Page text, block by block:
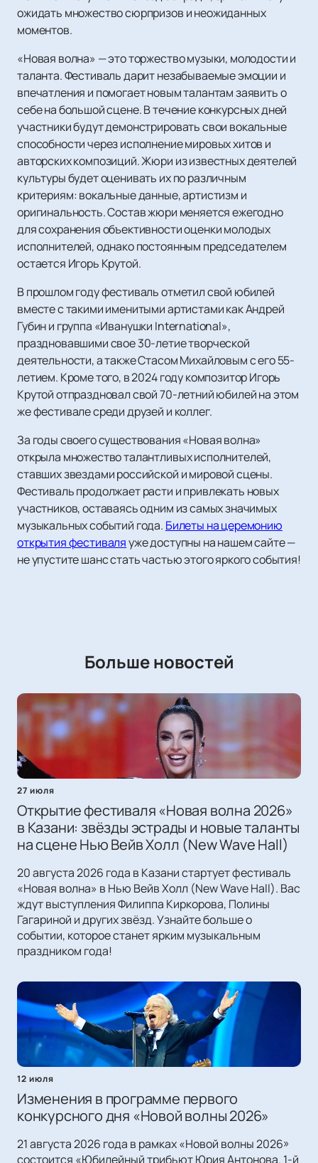
ожидать множество сюрпризов и неожиданных
моментов.
«Новая волна» — это торжество музыки, молодости и
таланта. Фестиваль дарит незабываемые эмоции и
впечатления и помогает новым талантам заявить о
себе на большой сцене. В течение конкурсных дней
участники будут демонстрировать свои вокальные
способности через исполнение мировых хитов и
авторских композиций. Жюри из известных деятелей
культуры будет оценивать их по различным
критериям: вокальные данные, артистизм и
оригинальность. Состав жюри меняется ежегодно
для сохранения объективности оценки молодых
исполнителей, однако постоянным председателем
остается Игорь Крутой.
В прошлом году фестиваль отметил свой юбилей
вместе с такими именитыми артистами как Андрей
Губин и группа «Иванушки International»,
праздновавшими свое 30-летие творческой
деятельности, а также Стасом Михайловым с его 55-
летием. Кроме того, в 2024 году композитор Игорь
Крутой отпраздновал свой 70-летний юбилей на этом
же фестивале среди друзей и коллег.
За годы своего существования «Новая волна»
открыла множество талантливых исполнителей,
ставших звездами российской и мировой сцены.
Фестиваль продолжает расти и привлекать новых
участников, оставаясь одним из самых значимых
музыкальных событий года. Билеты на церемонию
открытия фестиваляуже доступны на нашем сайте —
не упустите шанс стать частью этого яркого события!
Больше новостей
27 июля
Открытие фестиваля «Новая волна 2026»
в Казани: звёзды эстрады и новые таланты
на сцене Нью Вейв Холл (New Wave Hall)
20 августа 2026 года в Казани стартует фестиваль
«Новая волна» в Нью Вейв Холл (New Wave Hall). Вас
ждут выступления Филиппа Киркорова, Полины
Гагариной и других звёзд. Узнайте больше о
событии, которое станет ярким музыкальным
праздником года!
12 июля
Изменения в программе первого
конкурсного дня «Новой волны 2026»
21 августа 2026 года в рамках «Новой волны 2026»
состоится «Юбилейный трибьют Юрия Антонова. 1-й